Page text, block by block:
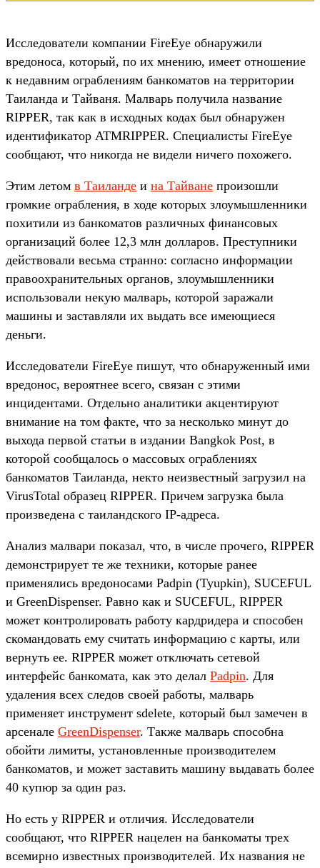
Исследователи компании FireEye обнаружили
вредоноса, который, по их мнению, имеет отношение
к недавним ограблениям банкоматов на территории
Таиланда и Тайваня. Малварь получила название
RIPPER, так как в исходных кодах был обнаружен
идентификатор ATMRIPPER. Специалисты FireEye
сообщают, что никогда не видели ничего похожего.
Этим летом в Таиланде и на Тайване произошли
громкие ограбления, в ходе которых злоумышленники
похитили из банкоматов различных финансовых
организаций более 12,3 млн долларов. Преступники
действовали весьма странно: согласно информации
правоохранительных органов, злоумышленники
использовали некую малварь, которой заражали
машины и заставляли их выдать все имеющиеся
деньги.
Исследователи FireEye пишут, что обнаруженный ими
вредонос, вероятнее всего, связан с этими
инцидентами. Отдельно аналитики акцентируют
внимание на том факте, что за несколько минут до
выхода первой статьи в издании Bangkok Post, в
которой сообщалось о массовых ограблениях
банкоматов Таиланда, некто неизвестный загрузил на
VirusTotal образец RIPPER. Причем загрузка была
произведена с таиландского IP-адреса.
Анализ малвари показал, что, в числе прочего, RIPPER
демонстрирует те же техники, которые ранее
применялись вредоносами Padpin (Tyupkin), SUCEFUL
и GreenDispenser. Равно как и SUCEFUL, RIPPER
может контролировать работу кардридера и способен
скомандовать ему считать информацию с карты, или
вернуть ее. RIPPER может отключать сетевой
интерфейс банкомата, как это делал Padpin. Для
удаления всех следов своей работы, малварь
применяет инструмент sdelete, который был замечен в
арсенале GreenDispenser. Также малварь способна
обойти лимиты, установленные производителем
банкоматов, и может заставить машину выдавать более
40 купюр за один раз.
Но есть у RIPPER и отличия. Исследователи
сообщают, что RIPPER нацелен на банкоматы трех
всемирно известных производителей. Их названия не